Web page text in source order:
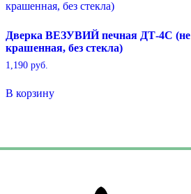
Дверка ВЕЗУВИЙ печная ДТ-4С (не
крашенная, без стекла)
1,190 руб.
В корзину